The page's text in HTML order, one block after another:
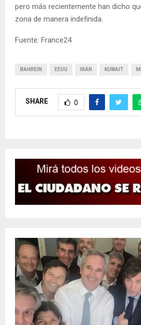
pero más recientemente han dicho
zona de manera indefinida.
Fuente: France24
BAHREIN EEUU IRÁN KUWAIT
SHARE 0